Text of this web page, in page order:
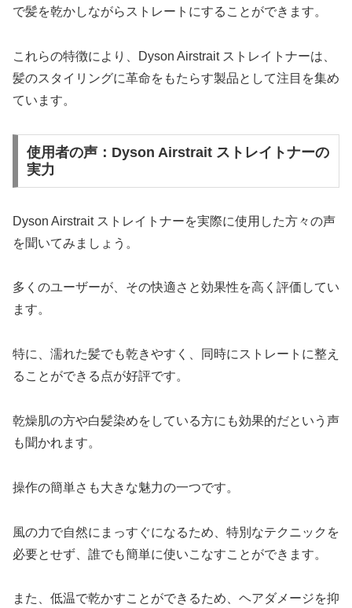
で髪を乾かしながらストレートにすることができます。
これらの特徴により、Dyson Airstrait ストレイトナーは、
髪のスタイリングに革命をもたらす製品として注目を集め
ています。
使用者の声：Dyson Airstrait ストレイトナーの
実力
Dyson Airstrait ストレイトナーを実際に使用した方々の声
を聞いてみましょう。
多くのユーザーが、その快適さと効果性を高く評価してい
ます。
特に、濡れた髪でも乾きやすく、同時にストレートに整え
ることができる点が好評です。
乾燥肌の方や白髪染めをしている方にも効果的だという声
も聞かれます。
操作の簡単さも大きな魅力の一つです。
風の力で自然にまっすぐになるため、特別なテクニックを
必要とせず、誰でも簡単に使いこなすことができます。
また、低温で乾かすことができるため、ヘアダメージを抑